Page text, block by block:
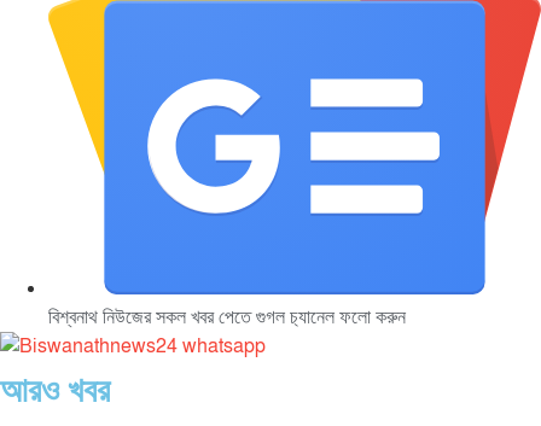
বিশ্বনাথ নিউজের সকল খবর পেতে গুগল চ‌্যানেল ফলো করুন
আরও খবর